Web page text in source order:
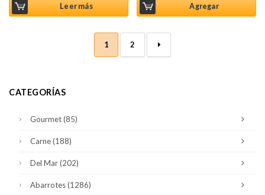
Leer más Agregar
1 2 →
CATEGORÍAS
Gourmet(85)
Carne(188)
Del Mar(202)
Abarrotes(1286)